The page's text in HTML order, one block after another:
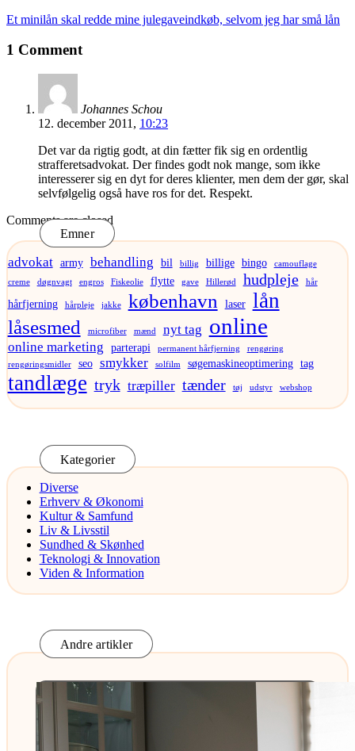
Et minilån skal redde mine julegaveindkøb, selvom jeg har små lån
1 Comment
Johannes Schou
12. december 2011, 10:23
Det var da rigtig godt, at din fætter fik sig en ordentlig
strafferetsadvokat. Der findes godt nok mange, som ikke
interesserer sig en dyt for deres klienter, men dem der gør, skal
selvfølgelig også have ros for det. Respekt.
Comments are closed
Emner
advokat army behandling bil billig billige bingo camouflage
creme døgnvagt engros Fiskeolie flytte gave Hillerød hudpleje hår
hårfjerning hårpleje jakke københavn laser lån
låsesmed microfiber mænd nyt tag online
online marketing parterapi permanent hårfjerning
rengøring
rengøringsmidler
seo smykker solfilm søgemaskineoptimering tag
tandlæge tryk træpiller tænder tøj udstyr webshop
Kategorier
Diverse
Erhverv & Økonomi
Kultur & Samfund
Liv & Livsstil
Sundhed & Skønhed
Teknologi & Innovation
Viden & Information
Andre artikler